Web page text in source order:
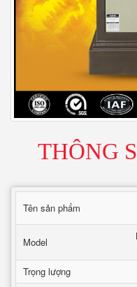
THÔNG
Tên sản phẩm
Model
Trọng lượng